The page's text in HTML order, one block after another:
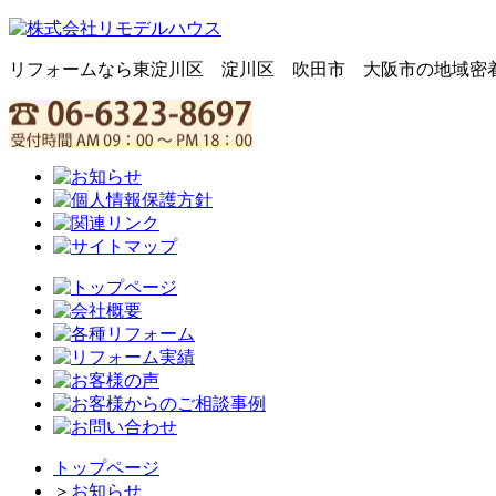
リフォームなら東淀川区 淀川区 吹田市 大阪市の地域密
トップページ
＞ お知らせ